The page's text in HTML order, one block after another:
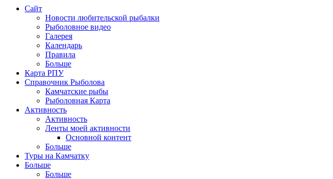
Сайт
Новости любительской рыбалки
Рыболовное видео
Галерея
Календарь
Правила
Больше
Карта РПУ
Справочник Рыболова
Камчатские рыбы
Рыболовная Карта
Активность
Активность
Ленты моей активности
Основной контент
Больше
Туры на Камчатку
Больше
Больше